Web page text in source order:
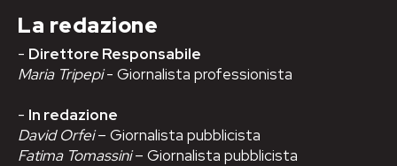
La redazione
- Direttore Responsabile
Maria Tripepi- Giornalista professionista
- In redazione
David Orfei– Giornalista pubblicista
Fatima Tomassini– Giornalista pubblicista